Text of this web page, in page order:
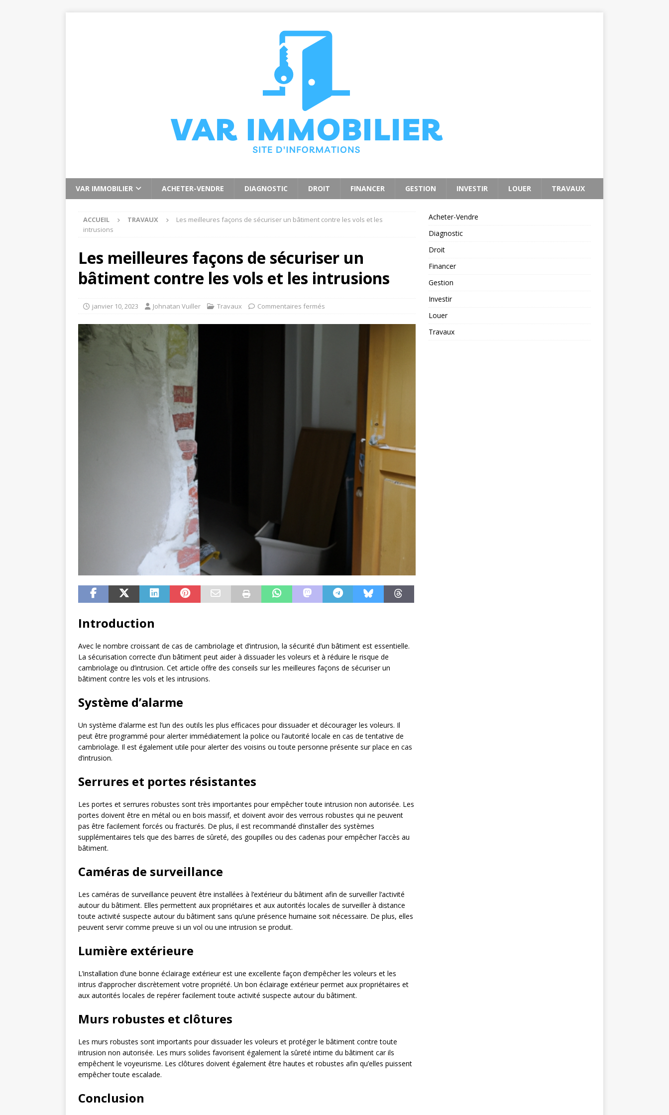
VAR IMMOBILIER ACHETER-VENDRE DIAGNOSTIC DROIT FINANCER GESTION INVESTIR LOUER TRAVAUX
ACCUEIL TRAVAUX
Les meilleures façons de sécuriser un bâtiment contre les vols et les
intrusions
Les meilleures façons de sécuriser un
bâtiment contre les vols et les intrusions
janvier 10, 2023 Johnatan Vuiller Travaux Commentaires fermés
Introduction
Avec le nombre croissant de cas de cambriolage et d’intrusion, la sécurité d’un bâtiment est essentielle.
La sécurisation correcte d’un bâtiment peut aider à dissuader les voleurs et à réduire le risque de
cambriolage ou d’intrusion. Cet article offre des conseils sur les meilleures façons de sécuriser un
bâtiment contre les vols et les intrusions.
Système d’alarme
Un système d’alarme est l’un des outils les plus efficaces pour dissuader et décourager les voleurs. Il
peut être programmé pour alerter immédiatement la police ou l’autorité locale en cas de tentative de
cambriolage. Il est également utile pour alerter des voisins ou toute personne présente sur place en cas
d’intrusion.
Serrures et portes résistantes
Les portes et serrures robustes sont très importantes pour empêcher toute intrusion non autorisée. Les
portes doivent être en métal ou en bois massif, et doivent avoir des verrous robustes qui ne peuvent
pas être facilement forcés ou fracturés. De plus, il est recommandé d’installer des systèmes
supplémentaires tels que des barres de sûreté, des goupilles ou des cadenas pour empêcher l’accès au
bâtiment.
Caméras de surveillance
Les caméras de surveillance peuvent être installées à l’extérieur du bâtiment afin de surveiller l’activité
autour du bâtiment. Elles permettent aux propriétaires et aux autorités locales de surveiller à distance
toute activité suspecte autour du bâtiment sans qu’une présence humaine soit nécessaire. De plus, elles
peuvent servir comme preuve si un vol ou une intrusion se produit.
Lumière extérieure
L’installation d’une bonne éclairage extérieur est une excellente façon d’empêcher les voleurs et les
intrus d’approcher discrètement votre propriété. Un bon éclairage extérieur permet aux propriétaires et
aux autorités locales de repérer facilement toute activité suspecte autour du bâtiment.
Murs robustes et clôtures
Les murs robustes sont importants pour dissuader les voleurs et protéger le bâtiment contre toute
intrusion non autorisée. Les murs solides favorisent également la sûreté intime du bâtiment car ils
empêchent le voyeurisme. Les clôtures doivent également être hautes et robustes afin qu’elles puissent
empêcher toute escalade.
Conclusion
Acheter-Vendre
Diagnostic
Droit
Financer
Gestion
Investir
Louer
Travaux